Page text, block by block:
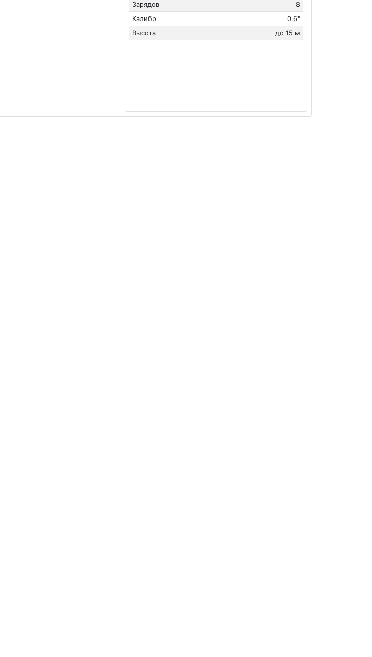
Зарядов
8
Калибр
0.6"
Высота
до 15 м